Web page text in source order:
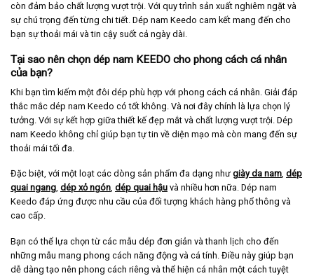
còn đảm bảo chất lượng vượt trội. Với quy trình sản xuất nghiêm ngặt và
sự chú trọng đến từng chi tiết. Dép nam Keedo cam kết mang đến cho
bạn sự thoải mái và tin cậy suốt cả ngày dài.
Tại sao nên chọn dép nam KEEDO cho phong cách cá nhân
của bạn?
Khi bạn tìm kiếm một đôi dép phù hợp với phong cách cá nhân. Giải đáp
thắc mắc dép nam Keedo có tốt không. Và nơi đây chính là lựa chọn lý
tưởng. Với sự kết hợp giữa thiết kế đẹp mắt và chất lượng vượt trội. Dép
nam Keedo không chỉ giúp bạn tự tin về diện mạo mà còn mang đến sự
thoải mái tối đa.
Đặc biệt, với một loạt các dòng sản phẩm đa dạng như giày da nam, dép
quai ngang, dép xỏ ngón, dép quai hậu và nhiều hơn nữa. Dép nam
Keedo đáp ứng được nhu cầu của đối tượng khách hàng phổ thông và
cao cấp.
Bạn có thể lựa chọn từ các mẫu dép đơn giản và thanh lịch cho đến
những mẫu mang phong cách năng động và cá tính. Điều này giúp bạn
dễ dàng tạo nên phong cách riêng và thể hiện cá nhân một cách tuyệt